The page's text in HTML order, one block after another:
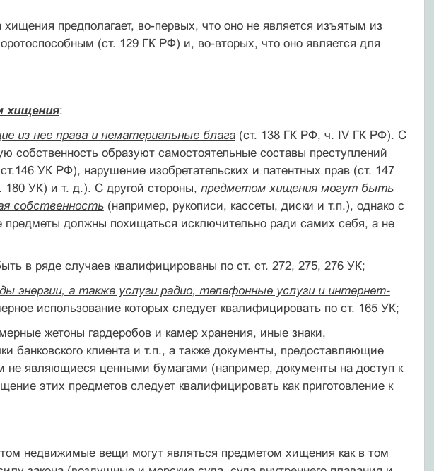
предполагает, во-первых, что оно не является изъятым из
(ст. 129 ГК РФ) и, во-вторых, что оно является для
хищения:
из нее права и нематериальные блага(ст. 138 ГК РФ, ч. IV ГК РФ). С
собственность образуют самостоятельные составы преступлений
УК РФ), нарушение изобретательских и патентных прав (ст. 147
180 УК) и т. д.). С другой стороны, предметом хищения могут быть
собственность(например, рукописи, кассеты, диски и т.п.), однако с
должны похищаться исключительно ради самих себя, а не
в ряде случаев квалифицированы по ст. ст. 272, 275, 276 УК;
энергии, а также услуги радио, телефонные услуги и интернет-
использование которых следует квалифицировать по ст. 165 УК;
жетоны гардеробов и камер хранения, иные знаки,
банковского клиента и т.п., а также документы, предоставляющие
не являющиеся ценными бумагами (например, документы на доступ к
этих предметов следует квалифицировать как приготовление к
недвижимые вещи могут являться предметом хищения как в том